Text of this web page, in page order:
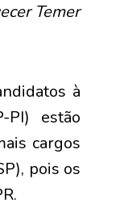
Temer
à
PI) estão
cargos
pois os